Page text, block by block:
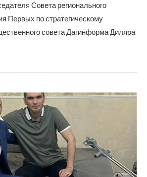
Совета регионального
Первых по стратегическому
совета Дагинформа Диляра